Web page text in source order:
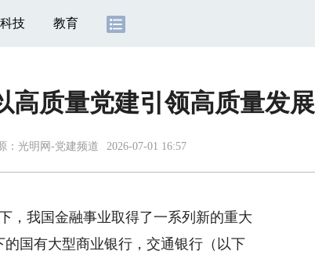
科技 教育
高质量党建引领高质量发展
： 光明网-党建频道 2026-07-01 16:57
我国金融事业取得了一系列新的重大
国有大型商业银行，交通银行（以下